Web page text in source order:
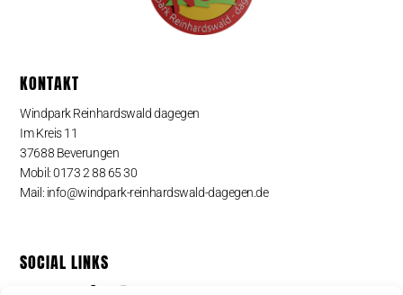
KONTAKT
Windpark Reinhardswald dagegen
Im Kreis 11
37688 Beverungen
Mobil: 0173 2 88 65 30
Mail: info@windpark-reinhardswald-dagegen.de
SOCIAL LINKS